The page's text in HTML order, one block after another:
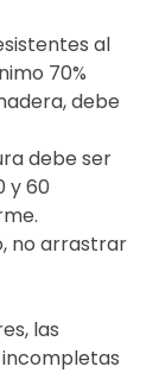
al
70%
debe
debe ser
y 60
no arrastrar
las